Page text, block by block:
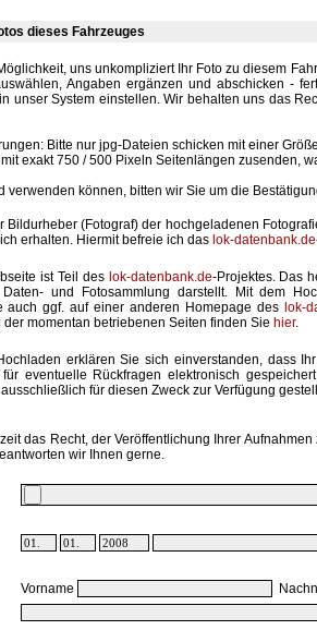
dieses Fahrzeuges
uns unkompliziert Ihr Foto zu diesem
Angaben ergänzen und abschicken -
unser System einstellen. Wir behalten uns das
Bitte nur jpg-Dateien schicken mit einer
exakt 750 / 500 Pixeln Seitenlängen zusenden,
verwenden können, bitten wir Sie um die
Bildurheber (Fotograf) der hochgeladenen
erhalten. Hiermit befreie ich das lok-datenbank.de
ist Teil des lok-datenbank.de-Projektes. Das
Daten- und Fotosammlung darstellt. Mit dem
auch ggf. auf einer anderen Homepage des lok-
der momentan betriebenen Seiten finden Sie hier.
erklären Sie sich einverstanden, dass
für eventuelle Rückfragen elektronisch
für diesen Zweck zur Verfügung
das Recht, der Veröffentlichung Ihrer
wir Ihnen gerne.
Vorname